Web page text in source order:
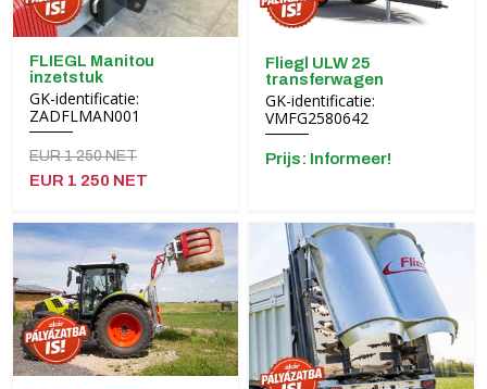
FLIEGL Manitou
inzetstuk
GK-identificatie:
ZADFLMAN001
EUR 1 250 NET
EUR 1 250 NET
Fliegl ULW 25
transferwagen
GK-identificatie:
VMFG2580642
Prijs: Informeer!